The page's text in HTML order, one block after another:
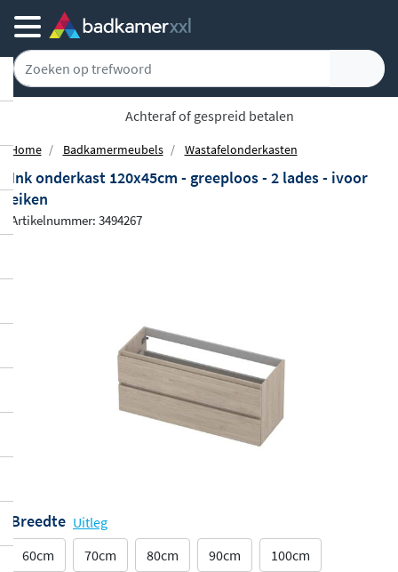
Achteraf of gespreid betalen
Home Badkamermeubels Wastafelonderkasten
Ink onderkast 120x45cm - greeploos - 2 lades - ivoor
eiken
Artikelnummer: 3494267
Breedte Uitleg
60cm
70cm 80cm 90cm 100cm